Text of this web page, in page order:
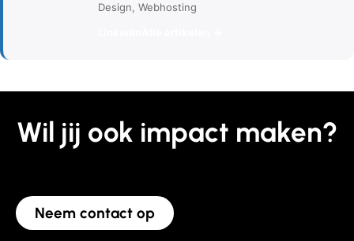
Design, Webhosting
Wil jij ook impact maken?
Neem contact op